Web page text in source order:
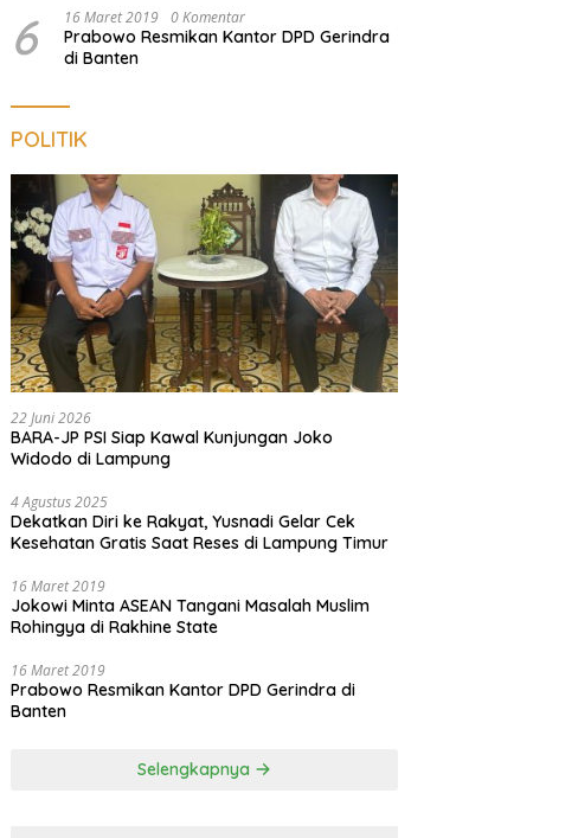
6 16 Maret 2019 0 Komentar
Prabowo Resmikan Kantor DPD Gerindra
di Banten
POLITIK
22 Juni 2026
BARA-JP PSI Siap Kawal Kunjungan Joko
Widodo di Lampung
4 Agustus 2025
Dekatkan Diri ke Rakyat, Yusnadi Gelar Cek
Kesehatan Gratis Saat Reses di Lampung Timur
16 Maret 2019
Jokowi Minta ASEAN Tangani Masalah Muslim
Rohingya di Rakhine State
16 Maret 2019
Prabowo Resmikan Kantor DPD Gerindra di
Banten
Selengkapnya